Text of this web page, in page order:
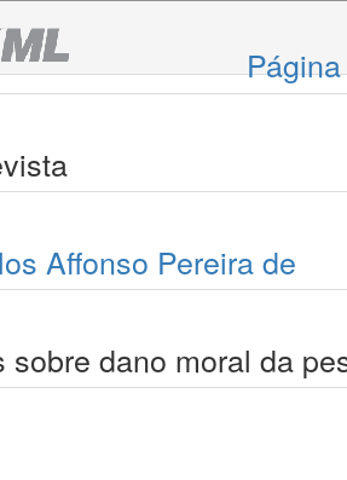
Affonso Pereira de
sobre dano moral da